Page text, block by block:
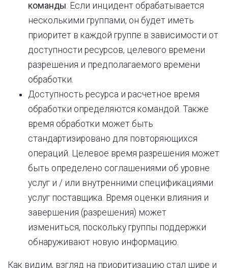
команды. Если инцидент обрабатывается
несколькими группами, он будет иметь
приоритет в каждой группе в зависимости от
доступности ресурсов, целевого времени
разрешения и предполагаемого времени
обработки.
Доступность ресурса и расчетное время
обработки определяются командой. Также
время обработки может быть
стандартизировано для повторяющихся
операций. Целевое время разрешения может
быть определено соглашениями об уровне
услуг и / или внутренними спецификациями
услуг поставщика. Время оценки влияния и
завершения (разрешения) может
измениться, поскольку группы поддержки
обнаруживают новую информацию.
Как видим, взгляд на приоритизацию стал шире и